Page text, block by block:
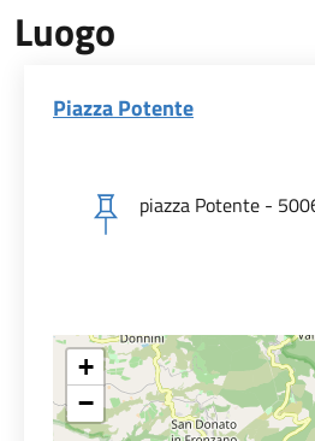
Luogo
Piazza Potente
piazza Potente -
+
−